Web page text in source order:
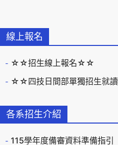
線上報名
☆☆招生線上報名☆☆
☆☆四技日間部單獨招生就
各系招生介紹
115學年度備審資料準備指引